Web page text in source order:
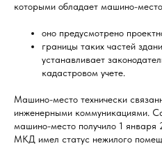
которыми обладает машино-
оно предусмотрено
границы таких частей
устанавливает
кадастровом учете.
Машино-место технически
инженерными коммуникациями.
машино-место получило 1 января
МКД имел статус нежилого